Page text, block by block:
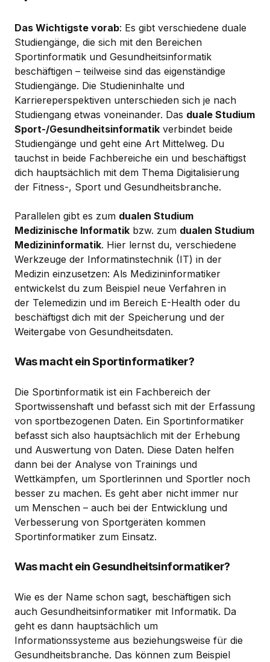
Das Wichtigste vorab: Es gibt verschiedene duale
Studiengänge, die sich mit den Bereichen
Sportinformatik und Gesundheitsinformatik
beschäftigen – teilweise sind das eigenständige
Studiengänge. Die Studieninhalte und
Karriereperspektiven unterschieden sich je nach
Studiengang etwas voneinander. Das duale Studium
Sport-/Gesundheitsinformatik verbindet beide
Studiengänge und geht eine Art Mittelweg. Du
tauchst in beide Fachbereiche ein und beschäftigst
dich hauptsächlich mit dem Thema Digitalisierung
der Fitness-, Sport und Gesundheitsbranche.
Parallelen gibt es zum dualen Studium
Medizinische Informatik bzw. zum dualen Studium
Medizininformatik. Hier lernst du, verschiedene
Werkzeuge der Informatinstechnik (IT) in der
Medizin einzusetzen: Als Medizininformatiker
entwickelst du zum Beispiel neue Verfahren in
der Telemedizin und im Bereich E-Health oder du
beschäftigst dich mit der Speicherung und der
Weitergabe von Gesundheitsdaten.
Was macht ein Sportinformatiker?
Die Sportinformatik ist ein Fachbereich der
Sportwissenshaft und befasst sich mit der Erfassung
von sportbezogenen Daten. Ein Sportinformatiker
befasst sich also hauptsächlich mit der Erhebung
und Auswertung von Daten. Diese Daten helfen
dann bei der Analyse von Trainings und
Wettkämpfen, um Sportlerinnen und Sportler noch
besser zu machen. Es geht aber nicht immer nur
um Menschen – auch bei der Entwicklung und
Verbesserung von Sportgeräten kommen
Sportinformatiker zum Einsatz.
Was macht ein Gesundheitsinformatiker?
Wie es der Name schon sagt, beschäftigen sich
auch Gesundheitsinformatiker mit Informatik. Da
geht es dann hauptsächlich um
Informationssysteme aus beziehungsweise für die
Gesundheitsbranche. Das können zum Beispiel